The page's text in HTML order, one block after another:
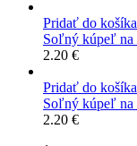
Pridať do košíka
Soľný kúpeľ na
2.20 €
Pridať do košíka
Soľný kúpeľ na
2.20 €